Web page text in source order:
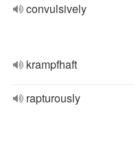
convulsively
krampfhaft
rapturously